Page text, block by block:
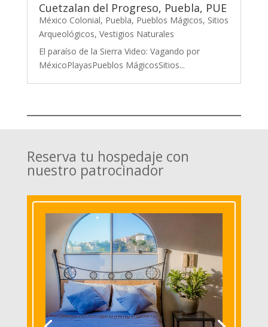
Cuetzalan del Progreso, Puebla, PUE
México Colonial, Puebla, Pueblos Mágicos, Sitios
Arqueológicos, Vestigios Naturales
El paraíso de la Sierra Video: Vagando por
MéxicoPlayasPueblos MágicosSitios...
Reserva tu hospedaje con
nuestro patrocinador